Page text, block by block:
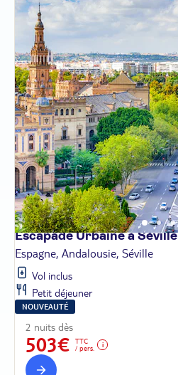
Escapade Urbaine àSéville
Espagne, Andalousie, Séville
Vol inclus
Petit déjeuner
NOUVEAUTÉ
2 nuits dès
503€
TTC
/ pers.